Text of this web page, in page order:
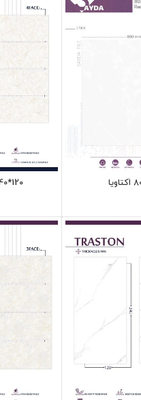
120*240 ویسکانت